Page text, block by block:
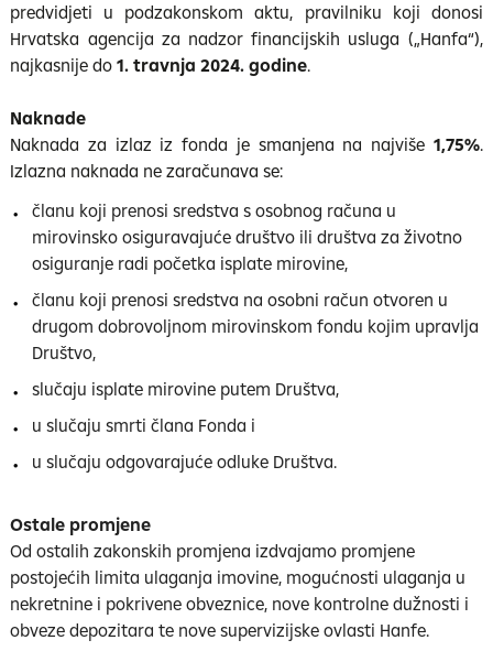
predvidjeti u podzakonskom aktu, pravilniku koji donosi
Hrvatska agencija za nadzor financijskih usluga („Hanfa“),
najkasnije do1. travnja 2024. godine.
Naknade
Naknada za izlaz iz fonda je smanjena na najviše 1,75%.
Izlazna naknada ne zaračunava se:
članu koji prenosi sredstva s osobnog računa u
mirovinsko osiguravajuće društvo ili društva za životno
osiguranje radi početka isplate mirovine,
članu koji prenosi sredstva na osobni račun otvoren u
drugom dobrovoljnom mirovinskom fondu kojim upravlja
Društvo,
slučaju isplate mirovine putem Društva,
u slučaju smrti člana Fonda i
u slučaju odgovarajuće odluke Društva.
Ostale promjene
Od ostalih zakonskih promjena izdvajamo promjene
postojećih limita ulaganja imovine, mogućnosti ulaganja u
nekretnine i pokrivene obveznice, nove kontrolne dužnosti i
obveze depozitara te nove supervizijske ovlasti Hanfe.